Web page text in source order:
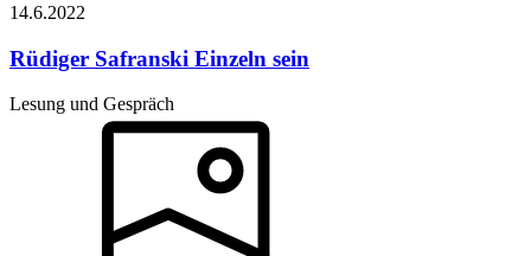
14.6.2022
Rüdiger Safranski Einzeln sein
Lesung und Gespräch